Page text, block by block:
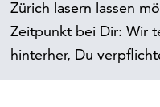
Zürich lasern lassen
Zeitpunkt bei Dir: Wir
hinterher, Du